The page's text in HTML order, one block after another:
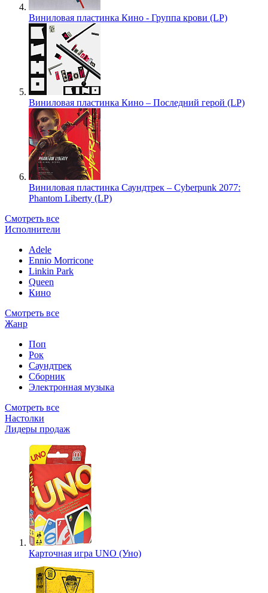
Виниловая пластинка Кино - Группа крови (LP)
Виниловая пластинка Кино – Последний герой (LP)
Виниловая пластинка Саундтрек – Cyberpunk 2077:
Phantom Liberty (LP)
Смотреть все
Исполнители
Adele
Ennio Morricone
Linkin Park
Queen
Кино
Смотреть все
Жанр
Поп
Рок
Саундтрек
Сборник
Электронная музыка
Смотреть все
Настолки
Лидеры продаж
Карточная игра UNO (Уно)